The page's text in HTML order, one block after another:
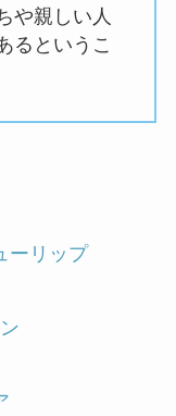
や親しい人
るというこ
ーリップ